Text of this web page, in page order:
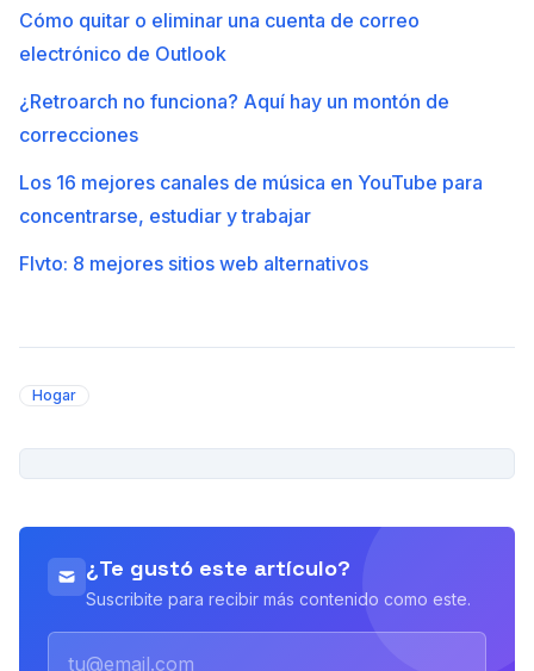
Cómo quitar o eliminar una cuenta de correo
electrónico de Outlook
¿Retroarch no funciona? Aquí hay un montón de
correcciones
Los 16 mejores canales de música en YouTube para
concentrarse, estudiar y trabajar
Flvto: 8 mejores sitios web alternativos
Hogar
¿Te gustó este artículo?
Suscribite para recibir más contenido como este.